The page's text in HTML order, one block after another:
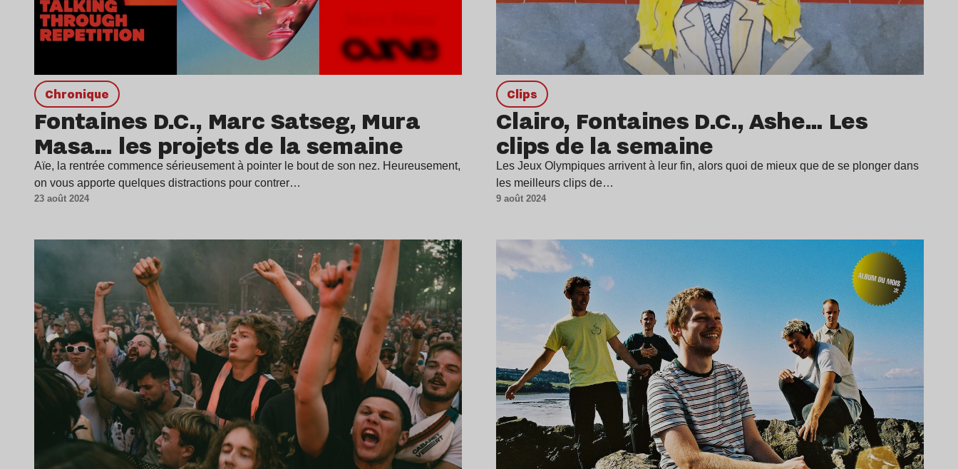
chronique
Fontaines D.C., Marc Satseg, Mura
Masa… les projets de la semaine
Aïe, la rentrée commence sérieusement à pointer le bout de son nez. Heureusement,
on vous apporte quelques distractions pour contrer…
23 août 2024
clips
Clairo, Fontaines D.C., Ashe… Les
clips de la semaine
Les Jeux Olympiques arrivent à leur fin, alors quoi de mieux que de se plonger dans
les meilleurs clips de…
9 août 2024